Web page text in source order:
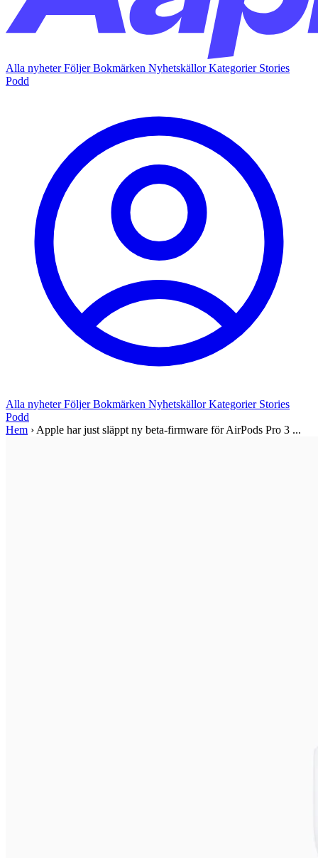
Alla nyheterFöljerBokmärken NyhetskällorKategorier Stories
Podd
Alla nyheterFöljerBokmärken NyhetskällorKategorier Stories
Podd
Hem › Apple har just släppt ny beta-firmware för AirPods Pro 3 ...